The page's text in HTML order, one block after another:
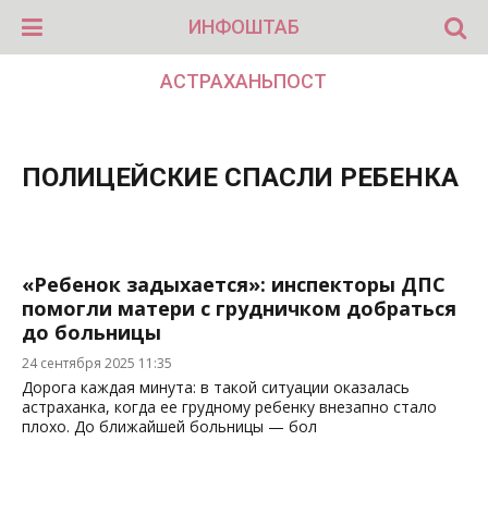
ИНФОШТАБ
АСТРАХАНЬПОСТ
ПОЛИЦЕЙСКИЕ СПАСЛИ РЕБЕНКА
«Ребенок задыхается»: инспекторы ДПС
помогли матери с грудничком добраться
до больницы
24 сентября 2025 11:35
Дорога каждая минута: в такой ситуации оказалась
астраханка, когда ее грудному ребенку внезапно стало
плохо. До ближайшей больницы — бол